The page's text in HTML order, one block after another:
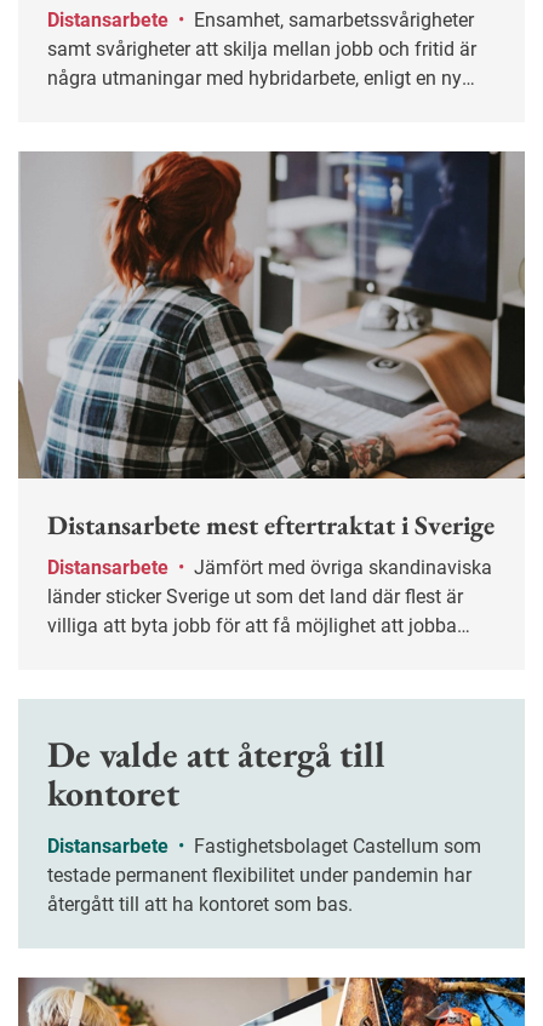
Distansarbete •
samt svårigheter att skilja mellan jobb och fritid är
några utmaningar med hybridarbete, enligt en ny
Distansarbete mest eftertraktat i Sverige
Distansarbete •
länder sticker Sverige ut som det land där flest är
villiga att byta jobb för att få möjlighet att jobba
De valde att återgå till
kontoret
Distansarbete •
testade permanent flexibilitet under pandemin har
återgått till att ha kontoret som bas.